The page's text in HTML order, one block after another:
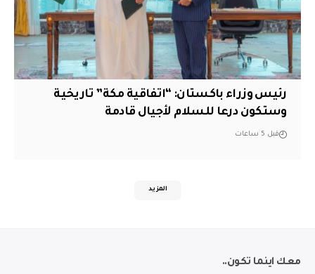
رئيس وزراء باكستان: “اتفاقية مكة” تاريخية
وستكون درعا للسلام لأجيال قادمة
قبل 5 ساعات
المزيد
معك اينما تكون..